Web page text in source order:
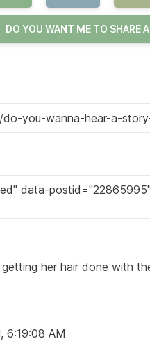
DO YOU WANT ME TO SHARE
is getting her hair done
6:19:08 AM